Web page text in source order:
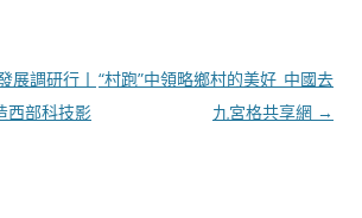
展調研行丨
西部科技影
“村跑”中領略鄉村的美好_中國去
九宮格共享網 →